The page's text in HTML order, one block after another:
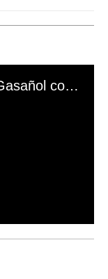
El mal momento de Yanina Gasañol con un hincha argentino en "Subrayado"